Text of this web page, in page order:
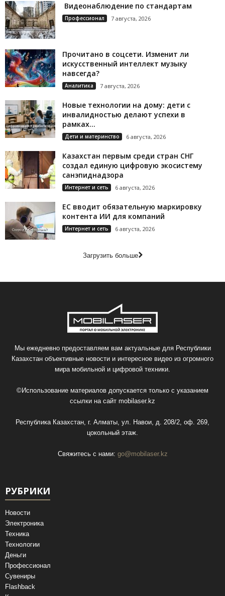
Видеонаблюдение по стандартам
Профессионал 7 августа, 2026
Прочитано в соцсети. Изменит ли
искусственный интеллект музыку
навсегда?
Аналитика 7 августа, 2026
Новые технологии на дому: дети с
инвалидностью делают успехи в
рамках...
Дети и материнство 6 августа, 2026
Казахстан первым среди стран СНГ
создал единую цифровую экосистему
санэпиднадзора
Интернет и сеть 6 августа, 2026
ЕС вводит обязательную маркировку
контента ИИ для компаний
Интернет и сеть 6 августа, 2026
Загрузить больше
Мы ежедневно предоставляем вам актуальные для Республики
Казахстан объективные новости и интересное видео из огромного
мира мобильной и цифровой техники.
©Использование материалов допускается только с указанием
ссылки на сайт mobilaser.kz
Республика Казахстан, г. Алматы, ул. Навои, д. 208/2, оф. 269,
цокольный этаж.
Свяжитесь с нами: go@mobilaser.kz
РУБРИКИ
Новости
Электроника
Техника
Технологии
Деньги
Профессионал
Сувениры
Flashback